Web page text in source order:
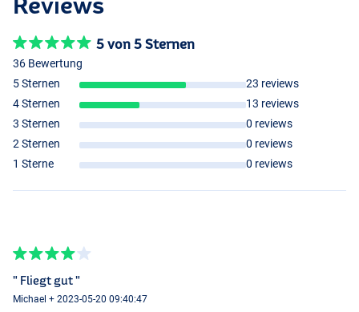
5 von 5 Sternen
36 Bewertung
5 Sternen
23 reviews
4 Sternen
13 reviews
3 Sternen
0 reviews
2 Sternen
0 reviews
1 Sterne
0 reviews
" Fliegt gut "
Michael + 2023-05-20 09:40:47